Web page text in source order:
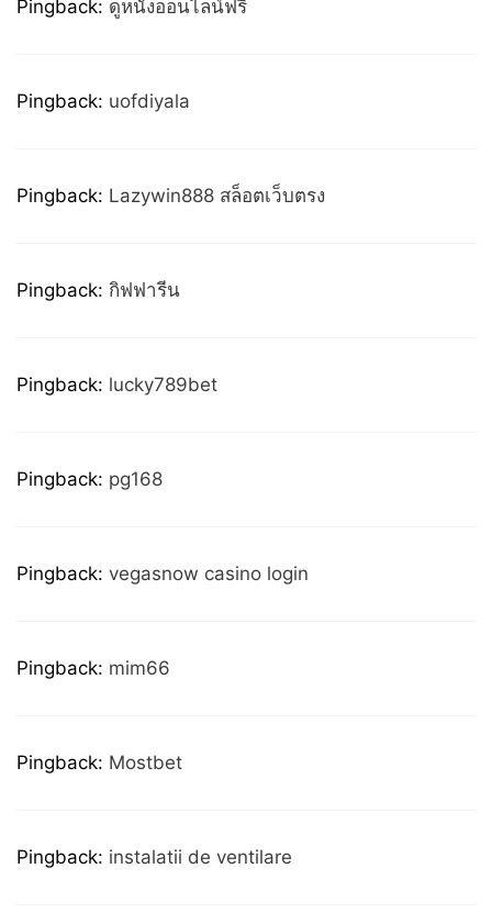
Pingback: ดูหนังออนไลน์ฟรี
Pingback: uofdiyala
Pingback: Lazywin888 สล็อตเว็บตรง
Pingback: กิฟฟารีน
Pingback: lucky789bet
Pingback: pg168
Pingback: vegasnow casino login
Pingback: mim66
Pingback: Mostbet
Pingback: instalatii de ventilare